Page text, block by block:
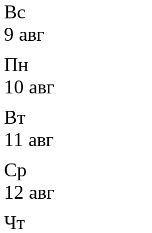
Вс
9 авг
Пн
10 авг
Вт
11 авг
Ср
12 авг
Чт